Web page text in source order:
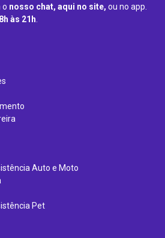
o nosso chat, aqui no site, ou no app.
às 21h.
Auto e Moto
Pet